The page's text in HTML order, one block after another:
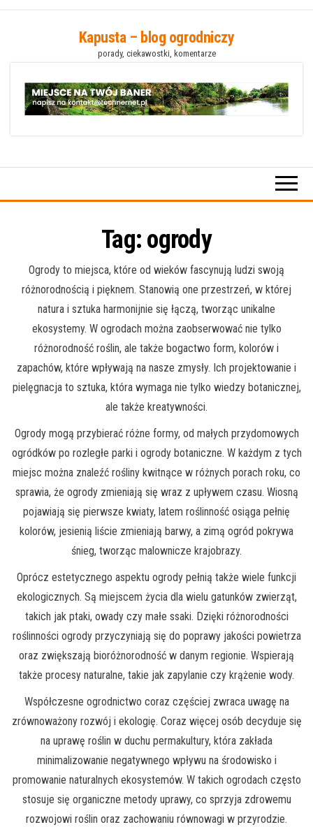
Kapusta – blog ogrodniczy
porady, ciekawostki, komentarze
Tag: ogrody
Ogrody to miejsca, które od wieków fascynują ludzi swoją
różnorodnością i pięknem. Stanowią one przestrzeń, w której
natura i sztuka harmonijnie się łączą, tworząc unikalne
ekosystemy. W ogrodach można zaobserwować nie tylko
różnorodność roślin, ale także bogactwo form, kolorów i
zapachów, które wpływają na nasze zmysły. Ich projektowanie i
pielęgnacja to sztuka, która wymaga nie tylko wiedzy botanicznej,
ale także kreatywności.
Ogrody mogą przybierać różne formy, od małych przydomowych
ogródków po rozległe parki i ogrody botaniczne. W każdym z tych
miejsc można znaleźć rośliny kwitnące w różnych porach roku, co
sprawia, że ogrody zmieniają się wraz z upływem czasu. Wiosną
pojawiają się pierwsze kwiaty, latem roślinność osiąga pełnię
kolorów, jesienią liście zmieniają barwy, a zimą ogród pokrywa
śnieg, tworząc malownicze krajobrazy.
Oprócz estetycznego aspektu ogrody pełnią także wiele funkcji
ekologicznych. Są miejscem życia dla wielu gatunków zwierząt,
takich jak ptaki, owady czy małe ssaki. Dzięki różnorodności
roślinności ogrody przyczyniają się do poprawy jakości powietrza
oraz zwiększają bioróżnorodność w danym regionie. Wspierają
także procesy naturalne, takie jak zapylanie czy krążenie wody.
Współczesne ogrodnictwo coraz częściej zwraca uwagę na
zrównoważony rozwój i ekologię. Coraz więcej osób decyduje się
na uprawę roślin w duchu permakultury, która zakłada
minimalizowanie negatywnego wpływu na środowisko i
promowanie naturalnych ekosystemów. W takich ogrodach często
stosuje się organiczne metody uprawy, co sprzyja zdrowemu
rozwojowi roślin oraz zachowaniu równowagi w przyrodzie.